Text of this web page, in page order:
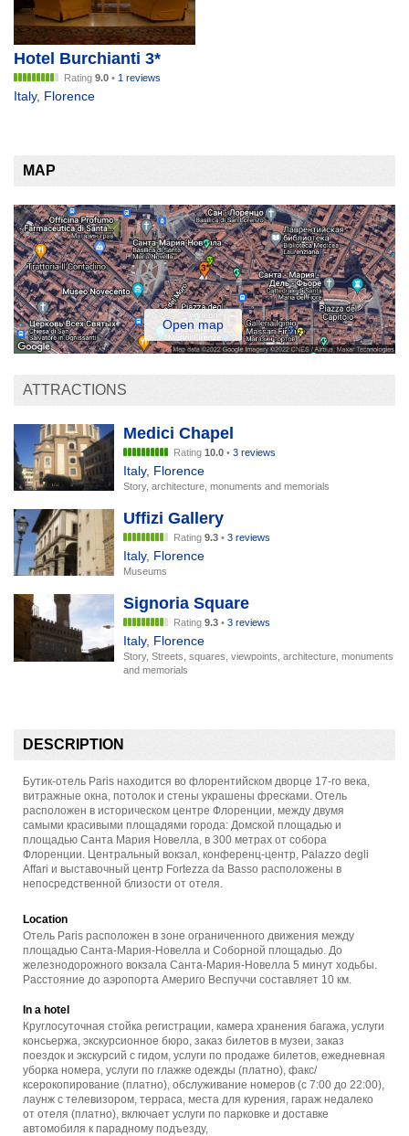
Hotel Burchianti 3*
Rating 9.0 • 1 reviews
Italy, Florence
MAP
Open map
ATTRACTIONS
Medici Chapel
Rating 10.0 • 3 reviews
Italy, Florence
Story, architecture, monuments and memorials
Uffizi Gallery
Rating 9.3 • 3 reviews
Italy, Florence
Museums
Signoria Square
Rating 9.3 • 3 reviews
Italy, Florence
Story, Streets, squares, viewpoints, architecture, monuments
and memorials
DESCRIPTION
Бутик-отель Paris находится во флорентийском дворце 17-го века,
витражные окна, потолок и стены украшены фресками. Отель
расположен в историческом центре Флоренции, между двумя
самыми красивыми площадями города: Домской площадью и
площадью Санта Мария Новелла, в 300 метрах от собора
Флоренции. Центральный вокзал, конференц-центр, Palazzo degli
Affari и выставочный центр Fortezza da Basso расположены в
непосредственной близости от отеля.
Location
Отель Paris расположен в зоне ограниченного движения между
площадью Санта-Мария-Новелла и Соборной площадью. До
железнодорожного вокзала Санта-Мария-Новелла 5 минут ходьбы.
Расстояние до аэропорта Америго Веспуччи составляет 10 км.
In a hotel
Круглосуточная стойка регистрации, камера хранения багажа, услуги
консьержа, экскурсионное бюро, заказ билетов в музеи, заказ
поездок и экскурсий с гидом, услуги по продаже билетов, ежедневная
уборка номера, услуги по глажке одежды (платно), факс/
ксерокопирование (платно), обслуживание номеров (с 7:00 до 22:00),
лаунж с телевизором, терраса, места для курения, гараж недалеко
от отеля (платно), включает услуги по парковке и доставке
автомобиля к парадному подъезду,